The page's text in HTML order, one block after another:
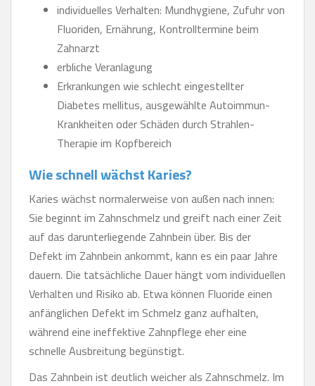
individuelles Verhalten: Mundhygiene, Zufuhr von
Fluoriden, Ernährung, Kontrolltermine beim
Zahnarzt
erbliche Veranlagung
Erkrankungen wie schlecht eingestellter
Diabetes mellitus, ausgewählte Autoimmun-
Krankheiten oder Schäden durch Strahlen-
Therapie im Kopfbereich
Wie schnell wächst Karies?
Karies wächst normalerweise von außen nach innen:
Sie beginnt im Zahnschmelz und greift nach einer Zeit
auf das darunterliegende Zahnbein über. Bis der
Defekt im Zahnbein ankommt, kann es ein paar Jahre
dauern. Die tatsächliche Dauer hängt vom individuellen
Verhalten und Risiko ab. Etwa können Fluoride einen
anfänglichen Defekt im Schmelz ganz aufhalten,
während eine ineffektive Zahnpflege eher eine
schnelle Ausbreitung begünstigt.
Das Zahnbein ist deutlich weicher als Zahnschmelz. Im